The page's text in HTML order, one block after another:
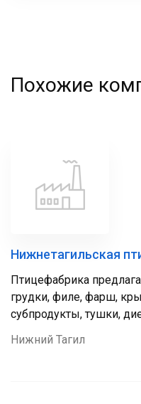
Похожие
Нижнетагильская
Птицефабрика
грудки, филе, фарш,
субпродукты, тушки,
Нижний Тагил